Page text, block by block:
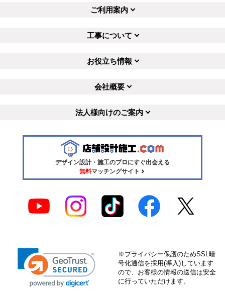
ご利用案内
工事について
お役立ち情報
会社概要
法人様向けのご案内
デザイン設計・施工のプロにすぐ出会える
無料マッチングサイト
※プライバシー保護のためSSL暗
号化通信を採用(導入)しています
ので、お客様の情報の送信は安全
に行っていただけます。